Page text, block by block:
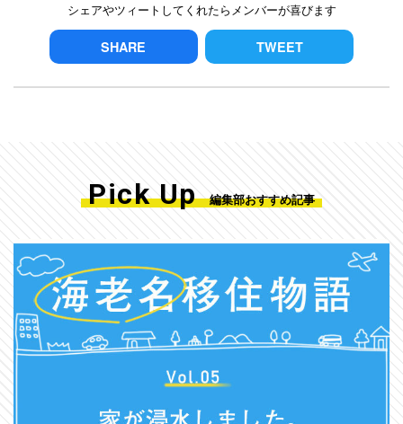
シェアやツィートしてくれたらメンバーが喜びます
SHARE TWEET
Pick Up 編集部おすすめ記事